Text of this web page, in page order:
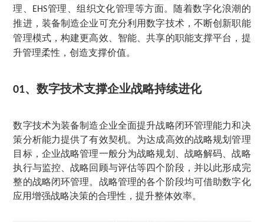
理、 EHS管理、组织文化管理等方面。随着数字化浪潮的
推进，装备制造企业可充分利用数字技术，不断创新职能
管理模式，构建更高效、智能、共享的职能支撑平台，提
升管理柔性，创造支撑价值。
01、数字技术支撑企业战略持续进化
数字技术为装备制造企业全面提升战略闭环管理能力和决
策分析能力提供了有效契机。为达成高效的战略规划管理
目标，企业战略管理一般分为战略规划、战略解码、战略
执行与监控、战略回顾与评估等四个阶段，并以此形成完
整的战略闭环管理。战略管理的各个阶段均可借助数字化
应用增强战略决策的合理性，提升整体效率。